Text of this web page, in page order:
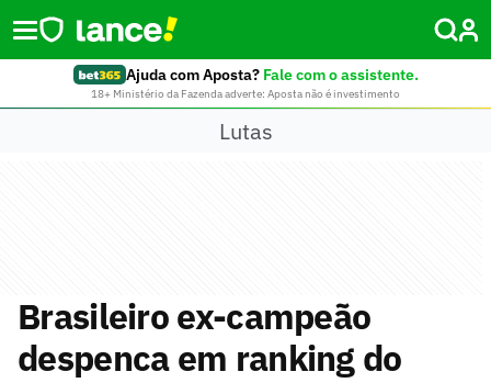
Ajuda com Aposta? Fale com o assistente.
18+ Ministério da Fazenda adverte: Aposta não é investimento
Lutas
Brasileiro ex-campeão
despenca em ranking do